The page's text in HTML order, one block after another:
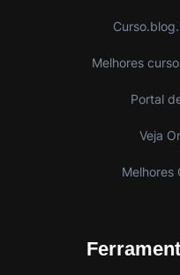
Melhores
Portal
Veja
Melhores